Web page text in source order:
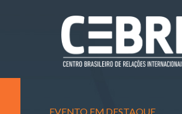
EVENTO EM DESTAQUE